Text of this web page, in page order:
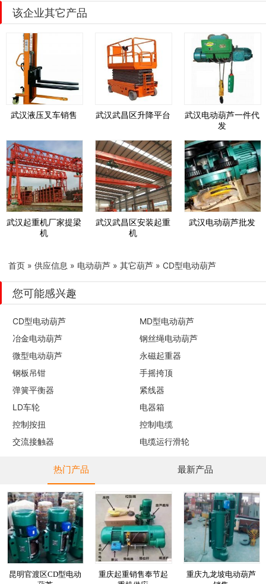
该企业其它产品
武汉液压叉车销售 武汉武昌区升降平台
武汉电动葫芦一件代
发
武汉起重机厂家提梁
机
武汉武昌区安装起重
机
武汉电动葫芦批发
首页 » 供应信息 » 电动葫芦 » 其它葫芦 » CD型电动葫芦
您可能感兴趣
CD型电动葫芦
MD型电动葫芦
冶金电动葫芦
钢丝绳电动葫芦
微型电动葫芦
永磁起重器
钢板吊钳
手摇挎顶
弹簧平衡器
紧线器
LD车轮
电器箱
控制按扭
控制电缆
交流接触器
电缆运行滑轮
热门产品 最新产品
昆明官渡区CD型电动
重庆起重销售奉节起
重庆九龙坡电动葫芦